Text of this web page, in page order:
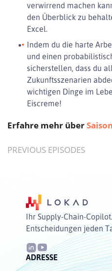
verwirrend machen
den Überblick zu
Excel.
Indem du die harte
und einen
sicherstellen, dass du
Zukunftsszenarien
wichtigen Dinge im
Eiscreme!
Erfahre mehr über
PREVIOUS EPISODES
Ihr Supply-Chain-
Entscheidungen jeden
ADRESSE